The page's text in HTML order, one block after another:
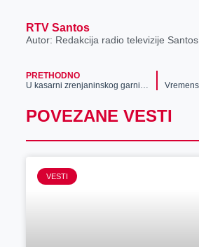
RTV Santos
Autor: Redakcija radio televizije Santos
PRETHODNO
U kasarni zrenjaninskog garnizona Vojske Srbije svečano obeležen Dan Banatske brigade
POVEZANE VESTI
VESTI